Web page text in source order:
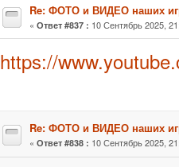
Re: ФОТО и ВИДЕО наших
« Ответ #837 : 10 Сентябрь 2025,
https://
Re: ФОТО и ВИДЕО наших
« Ответ #838 : 10 Сентябрь 2025,